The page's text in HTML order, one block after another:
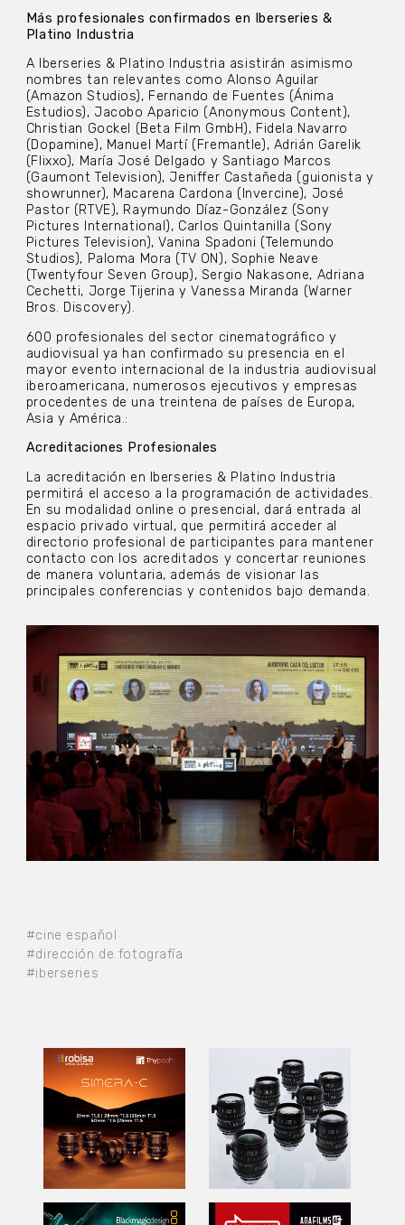
#cine español
#dirección de fotografía
#iberseries
Más profesionales confirmados en Iberseries &
Platino Industria
A Iberseries & Platino Industria asistirán asimismo
nombres tan relevantes como Alonso Aguilar
(Amazon Studios), Fernando de Fuentes (Ánima
Estudios), Jacobo Aparicio (Anonymous Content),
Christian Gockel (Beta Film GmbH), Fidela Navarro
(Dopamine), Manuel Martí (Fremantle), Adrián Garelik
(Flixxo), María José Delgado y Santiago Marcos
(Gaumont Television), Jeniffer Castañeda (guionista y
showrunner), Macarena Cardona (Invercine), José
Pastor (RTVE), Raymundo Díaz-González (Sony
Pictures International), Carlos Quintanilla (Sony
Pictures Television), Vanina Spadoni (Telemundo
Studios), Paloma Mora (TV ON), Sophie Neave
(Twentyfour Seven Group), Sergio Nakasone, Adriana
Cechetti, Jorge Tijerina y Vanessa Miranda (Warner
Bros. Discovery).
600 profesionales del sector cinematográfico y
audiovisual ya han confirmado su presencia en el
mayor evento internacional de la industria audiovisual
iberoamericana, numerosos ejecutivos y empresas
procedentes de una treintena de países de Europa,
Asia y América.:
Acreditaciones Profesionales
La acreditación en Iberseries & Platino Industria
permitirá el acceso a la programación de actividades.
En su modalidad online o presencial, dará entrada al
espacio privado virtual, que permitirá acceder al
directorio profesional de participantes para mantener
contacto con los acreditados y concertar reuniones
de manera voluntaria, además de visionar las
principales conferencias y contenidos bajo demanda.